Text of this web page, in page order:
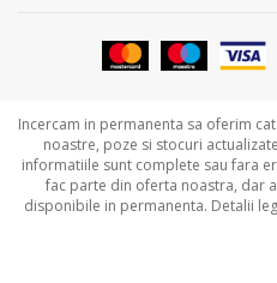
Incercam in permanenta sa oferim
noastre, poze si stocuri
informatiile sunt complete sau fara
fac parte din oferta noastra, dar
disponibile in permanenta. Detalii